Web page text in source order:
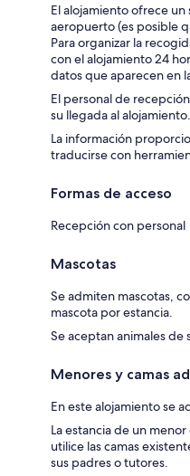
El alojamiento ofrece
aeropuerto (es posible
Para organizar la
con el alojamiento 24
datos que aparecen en
El personal de
su llegada al alojamiento.
La información
traducirse con
Formas de acceso
Recepción con personal
Mascotas
Se admiten mascotas,
mascota por estancia.
Se aceptan animales de
Menores y camas
En este alojamiento se
La estancia de un
utilice las camas
sus padres o tutores.